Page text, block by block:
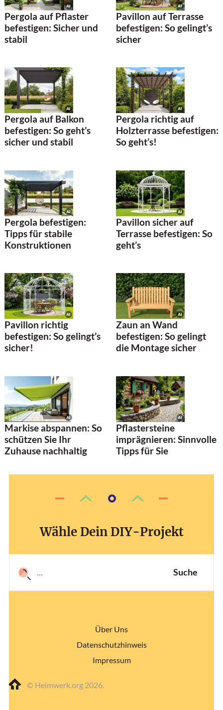
Pergola auf Pflaster
befestigen: Sicher und
stabil
Pavillon auf Terrasse
befestigen: So gelingt’s
sicher
Pergola auf Balkon
befestigen: So geht’s
sicher und stabil
Pergola richtig auf
Holzterrasse befestigen:
So geht’s!
Pergola befestigen:
Tipps für stabile
Konstruktionen
Pavillon sicher auf
Terrasse befestigen: So
geht’s
Pavillon richtig
befestigen: So gelingt’s
sicher!
Zaun an Wand
befestigen: So gelingt
die Montage sicher
Markise abspannen: So
schützen Sie Ihr
Zuhause nachhaltig
Pflastersteine
imprägnieren: Sinnvolle
Tipps für Sie
Wähle Dein DIY-Projekt
Suche
© Heimwerk.org 2026.
Über Uns
Datenschutzhinweis
Impressum